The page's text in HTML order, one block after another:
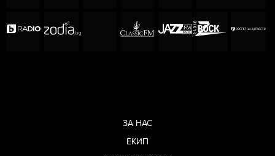
ЗА НАС
ЕКИП